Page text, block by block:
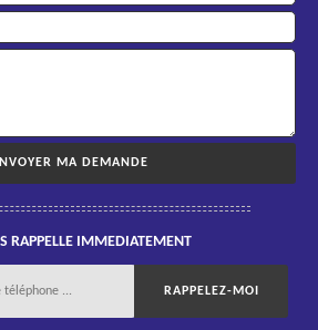
RAPPELLE IMMEDIATEMENT